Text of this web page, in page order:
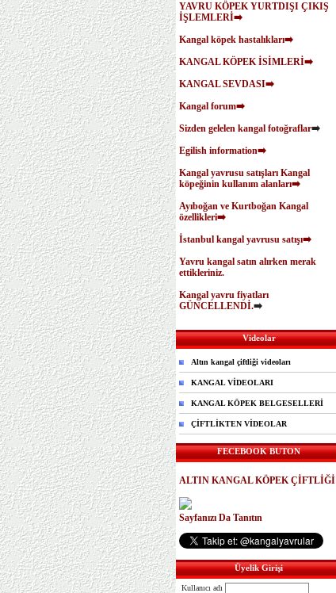
YAVRU KÖPEK YURTDIŞI ÇIKIŞ
İŞLEMLERİ➡️
Kangal köpek hastalıkları➡️
KANGAL KÖPEK İSİMLERİ➡️
KANGAL SEVDASI➡️
Kangal forum➡️
Sizden gelelen kangal fotoğraflar➡️
Egilish information➡️
Kangal yavrusu satışları Kangal
köpeğinin kullanım alanları➡️
Ayıboğan ve Kurtboğan Kangal
özellikleri➡️
İstanbul kangal yavrusu satışı➡️
Yavru kangal satın alırken merak
ettikleriniz.
Kangal yavru fiyatları
GÜNCELLENDİ.➡️
Videolar
Altın kangal çiftliği videoları
KANGAL VİDEOLARI
KANGAL KÖPEK BELGESELLERİ
ÇİFTLİKTEN VİDEOLAR
FECEBOOK BUTON
ALTIN KANGAL KÖPEK ÇİFTLİĞİ
Sayfanızı Da Tanıtın
Üyelik Girişi
Kullanıcı adı